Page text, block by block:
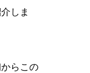
しま
らこの